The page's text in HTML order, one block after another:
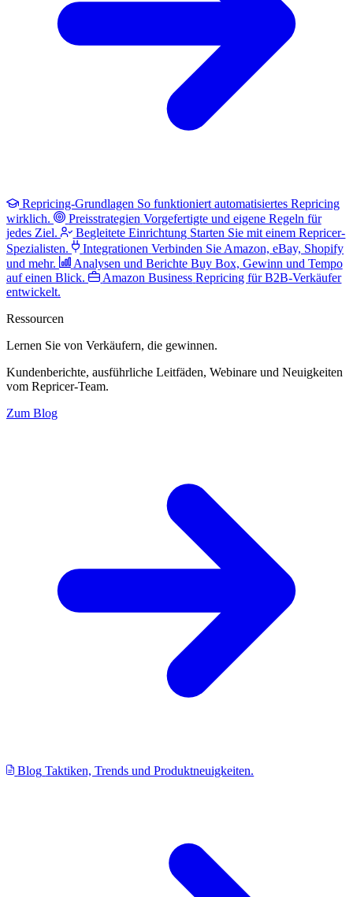
Repricing-Grundlagen So funktioniert automatisiertes Repricing
wirklich.
Preisstrategien Vorgefertigte und eigene Regeln für
jedes Ziel.
Begleitete Einrichtung Starten Sie mit einem Repricer-
Spezialisten.
Integrationen Verbinden Sie Amazon, eBay, Shopify
und mehr.
Analysen und Berichte Buy Box, Gewinn und Tempo
auf einen Blick.
Amazon Business Repricing für B2B-Verkäufer
entwickelt.
Ressourcen
Lernen Sie von Verkäufern, die gewinnen.
Kundenberichte, ausführliche Leitfäden, Webinare und Neuigkeiten
vom Repricer-Team.
Zum Blog
Blog Taktiken, Trends und Produktneuigkeiten.